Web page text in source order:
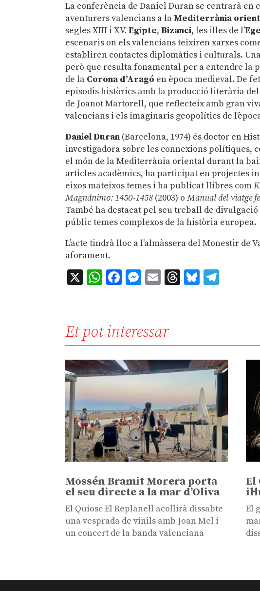
La conferència de Daniel Duran se centrarà en
aventurers valencians a la Mediterrània
segles XIII i XV.Egipte,Bizanci, les illes de l’
escenaris on els valencians teixiren xarxes
establiren contactes diplomàtics i culturals.
però que resulta fonamental per a entendre la
de la Corona d’Aragó en època medieval. De
episodis històrics amb la producció literària
de Joanot Martorell, que reflecteix amb gran
valencians i els imaginaris geopolítics de
Daniel Duran (Barcelona, 1974) és doctor en
investigadora sobre les connexions polítiques,
el món de la Mediterrània oriental durant la
articles acadèmics, ha participat en projectes
eixos mateixos temes i ha publicat llibres com
Magnánimo: 1450-1458 (2003) oManual del viatge
També ha destacat pel seu treball de
públic temes complexos de la història europea.
L’acte tindrà lloc a l’almàssera del Monestir
aforament.
X WhatsApp
Facebook
Messenger
EmailThreads
Bluesky
Et pot interessar
Mossén Bramit Morera porta
el seu directe a la mar d’Oliva
El Quiosc El Replanell acollirà dissabte
una vesprada de vinils amb Joan Mel i
un concert de la banda valenciana
El
El